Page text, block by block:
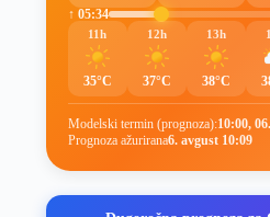
↑ 05:34
11h
35°C
12h
37°C
13h
38°C
Modelski termin (prognoza):10:00,
Prognoza ažurirana6. avgust 10:09